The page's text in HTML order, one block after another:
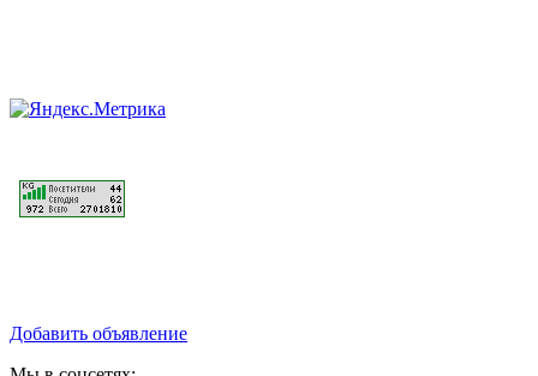
Добавить объявление